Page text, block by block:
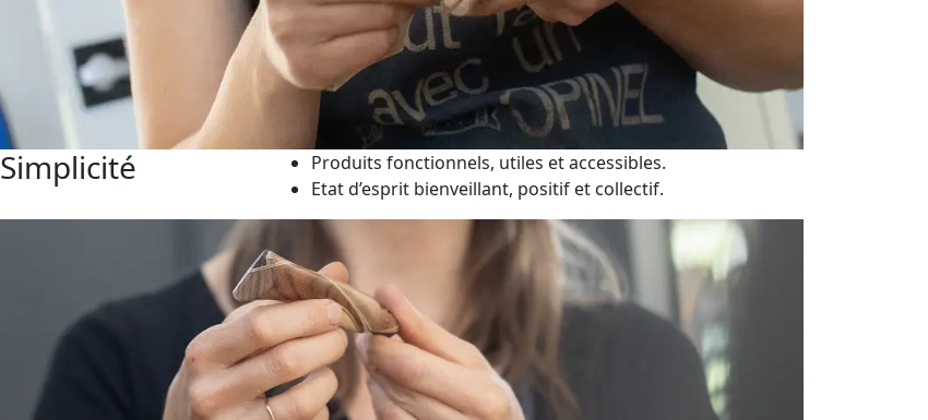
Simplicité
Produits fonctionnels, utiles et accessibles.
Etat d’esprit bienveillant, positif et collectif.